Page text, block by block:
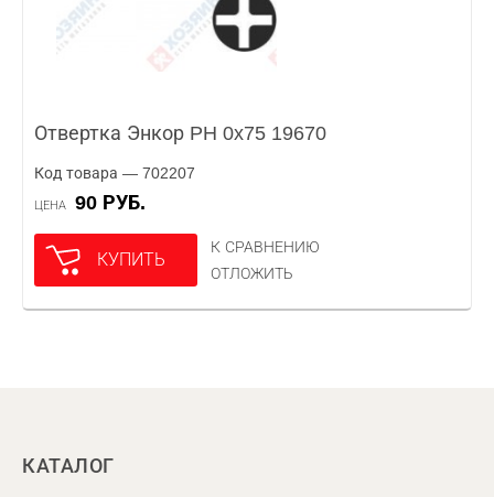
Отвертка Энкор PH 0x75 19670
Код товара — 702207
ЦЕНА 90 РУБ.
КУПИТЬ
К СРАВНЕНИЮ
ОТЛОЖИТЬ
КАТАЛОГ